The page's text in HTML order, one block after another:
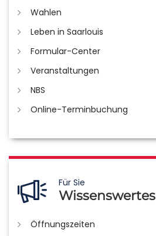
Wahlen
Leben in Saarlouis
Formular-Center
Veranstaltungen
NBS
Online-Terminbuchung
Für Sie
Wissenswertes
Öffnungszeiten